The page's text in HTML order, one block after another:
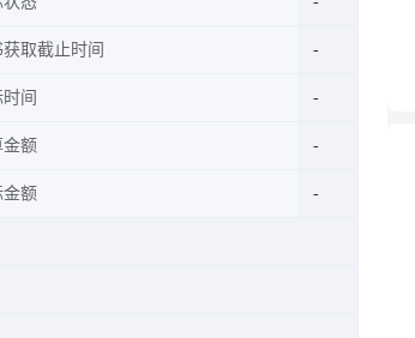
取截止时间
间
额
金额